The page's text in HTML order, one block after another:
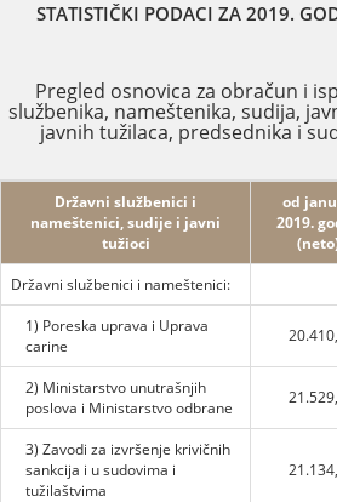
STATISTIČKI PODACI ZA 2019.
Pregled osnovica za obračun i
službenika, nameštenika, sudija,
javnih tužilaca, predsednika i
Državni službenici i
nameštenici, sudije i javni
tužioci
od
2019.
Državni službenici i nameštenici:
1) Poreska uprava i Uprava
carine
2) Ministarstvo unutrašnjih
poslova i Ministarstvo odbrane
3) Zavodi za izvršenje krivičnih
sankcija i u sudovima i
tužilaštvima